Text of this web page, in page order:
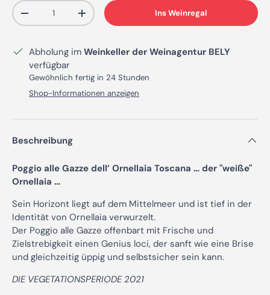
Anzahl
Menge verringernMenge erhöhen Ins Weinregal
Abholung im Weinkeller der Weinagentur BELY
verfügbar
Gewöhnlich fertig in 24 Stunden
Shop-Informationen anzeigen
Beschreibung
Poggio alle Gazze dell’ Ornellaia Toscana … der "weiße"
Ornellaia …
Sein Horizont liegt auf dem Mittelmeer und ist tief in der
Identität von Ornellaia verwurzelt.
Der Poggio alle Gazze offenbart mit Frische und
Zielstrebigkeit einen Genius loci, der sanft wie eine Brise
und gleichzeitig üppig und selbstsicher sein kann.
DIE VEGETATIONSPERIODE 2021